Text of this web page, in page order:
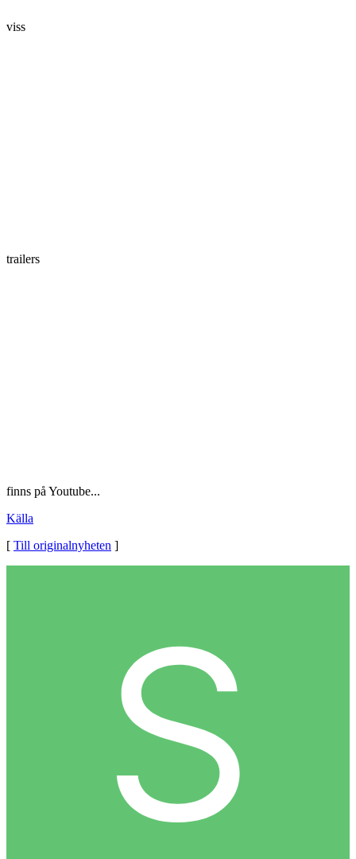
viss
trailers
finns på Youtube...
Källa
[ Till originalnyheten ]